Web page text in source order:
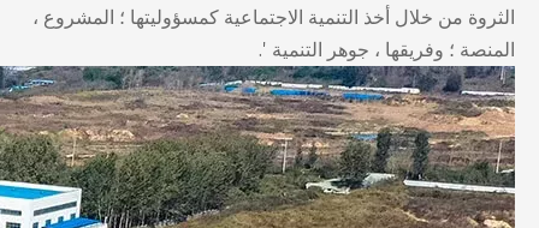
الثروة من خلال أخذ التنمية الاجتماعية كمسؤوليتها ؛ المشروع ،
المنصة ؛ وفريقها ، جوهر التنمية '.